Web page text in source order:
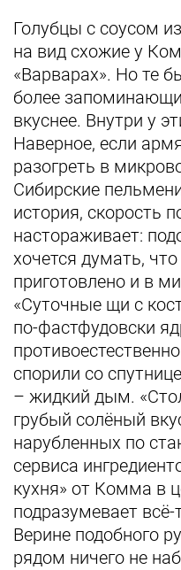
Голубцы с соусом
на вид схожие у
«Варварах». Но те
более
вкуснее. Внутри у
Наверное, если
разогреть в
Сибирские
история, скорость
настораживает:
хочется думать,
приготовлено и в
«Суточные щи с
по-фастфудовски
спорили со
– жидкий дым.
грубый солёный
нарубленных по
сервиса
кухня» от Комма в
подразумевает
Верине подобного
рядом ничего не